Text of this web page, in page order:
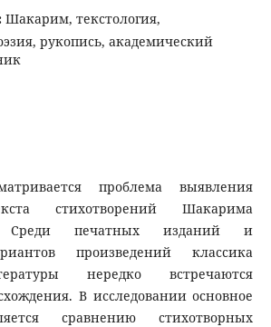
Шакарим, текстология,
рукопись, академический
проблема выявления
стихотворений Шакарима
Среди печатных изданий и
произведений классика
нередко встречаются
В исследовании основное
сравнению стихотворных